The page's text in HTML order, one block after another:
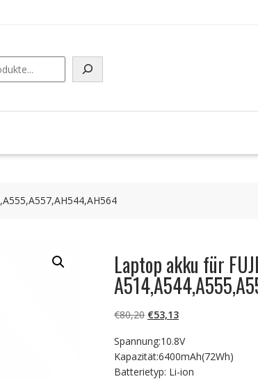
Laptop akku für
€80,20 Ursprünglicher
war:
€80,20
€53,13Aktueller
ist:
€53,13.
Spannung:10.8V
Kapazität:6400mAh(72Wh)
Batterietyp: Li-ion